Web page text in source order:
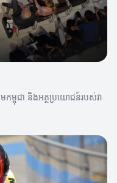
មកម្ពុជា និងអត្ថប្រយោជន៍របស់វា